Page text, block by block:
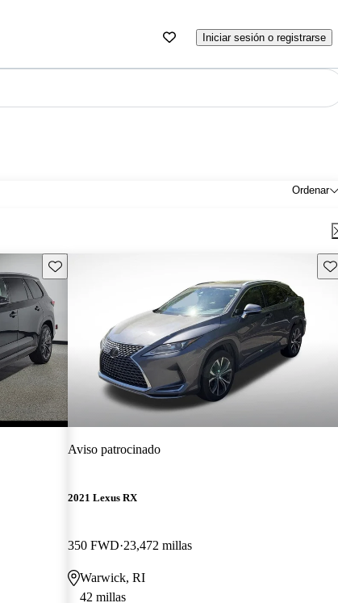
Iniciar sesión o registrarse
Ordenar
Guarda este Aviso
Aviso patrocinado
2021 Lexus RX
350 FWD 23,472 millas
Warwick, RI
42 millas